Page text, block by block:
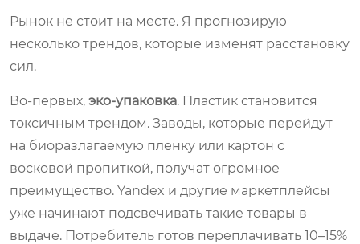
Рынок не стоит на месте. Я прогнозирую
несколько трендов, которые изменят расстановку
сил.
Во-первых, эко-упаковка. Пластик становится
токсичным трендом. Заводы, которые перейдут
на биоразлагаемую пленку или картон с
восковой пропиткой, получат огромное
преимущество. Yandex и другие маркетплейсы
уже начинают подсвечивать такие товары в
выдаче. Потребитель готов переплачивать 10–15%